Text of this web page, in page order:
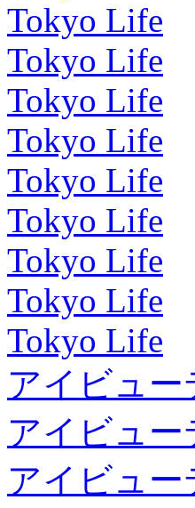
Tokyo Life
Tokyo Life
Tokyo Life
Tokyo Life
Tokyo Life
Tokyo Life
Tokyo Life
Tokyo Life
Tokyo Life
アイビュ
アイビュ
アイビュ